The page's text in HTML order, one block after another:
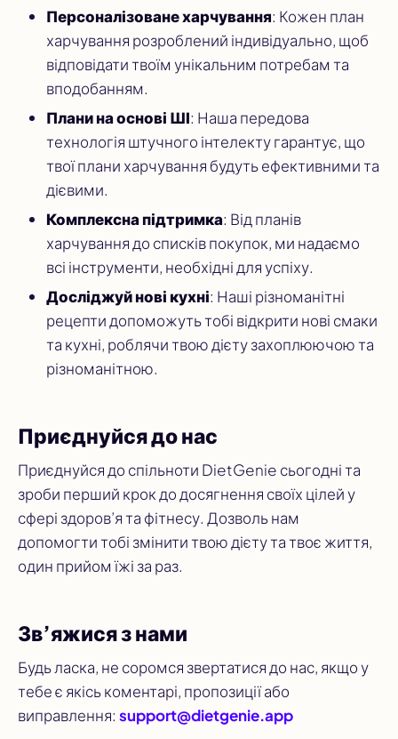
Персоналізоване харчування: Кожен план
харчування розроблений індивідуально, щоб
відповідати твоїм унікальним потребам та
вподобанням.
Плани на основі ШІ: Наша передова
технологія штучного інтелекту гарантує, що
твої плани харчування будуть ефективними та
дієвими.
Комплексна підтримка: Від планів
харчування до списків покупок, ми надаємо
всі інструменти, необхідні для успіху.
Досліджуй нові кухні: Наші різноманітні
рецепти допоможуть тобі відкрити нові смаки
та кухні, роблячи твою дієту захоплюючою та
різноманітною.
Приєднуйся до нас
Приєднуйся до спільноти DietGenie сьогодні та
зроби перший крок до досягнення своїх цілей у
сфері здоров’я та фітнесу. Дозволь нам
допомогти тобі змінити твою дієту та твоє життя,
один прийом їжі за раз.
Зв’яжися з нами
Будь ласка, не соромся звертатися до нас, якщо у
тебе є якісь коментарі, пропозиції або
виправлення: support@dietgenie.app